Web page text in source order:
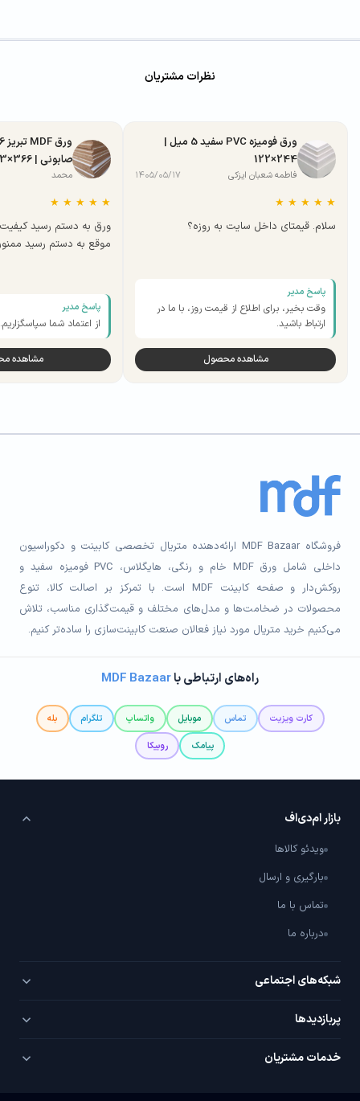
نظرات مشتریان
ورق فومیزه PVC سفید 5 میل |
244×122
فاطمه شعبان ایزکی ۱۴۰۵/۰۵/۱۷
★
★
★
★
★
سلام. قیمتای داخل سایت به روزه؟
پاسخ مدیر
وقت بخیر، برای اطلاع از قیمت روز، با ما در
ارتباط باشید.
مشاهده محصول
صابونی | 366×183
محمد
★
★
★
★
★
ورق به دستم رسید
موقع به دستم رسید
پاسخ مدیر
از اعتماد شما سپاسگزاریم.
مشاهده
فروشگاه MDF Bazaar ارائه‌دهنده متریال تخصصی کابینت و دکوراسیون
داخلی شامل ورق MDF خام و رنگی، هایگلاس، PVC فومیزه سفید و
روکش‌دار و صفحه کابینت MDF است. با تمرکز بر اصالت کالا، تنوع
محصولات در ضخامت‌ها و مدل‌های مختلف و قیمت‌گذاری مناسب، تلاش
می‌کنیم خرید متریال مورد نیاز فعالان صنعت کابینت‌سازی را ساده‌تر کنیم.
راه‌های ارتباطی باMDF Bazaar
کارت ویزیت تماس موبایل واتساپ تلگرام
بله
پیامک
روبیکا
بازار ام‌دی‌اف
ویدئو کالاها
بارگیری و ارسال
تماس با ما
درباره ما
شبکه‌های اجتماعی
تلگرام
پربازدید‌ها
PVC سفید
خدمات مشتریان